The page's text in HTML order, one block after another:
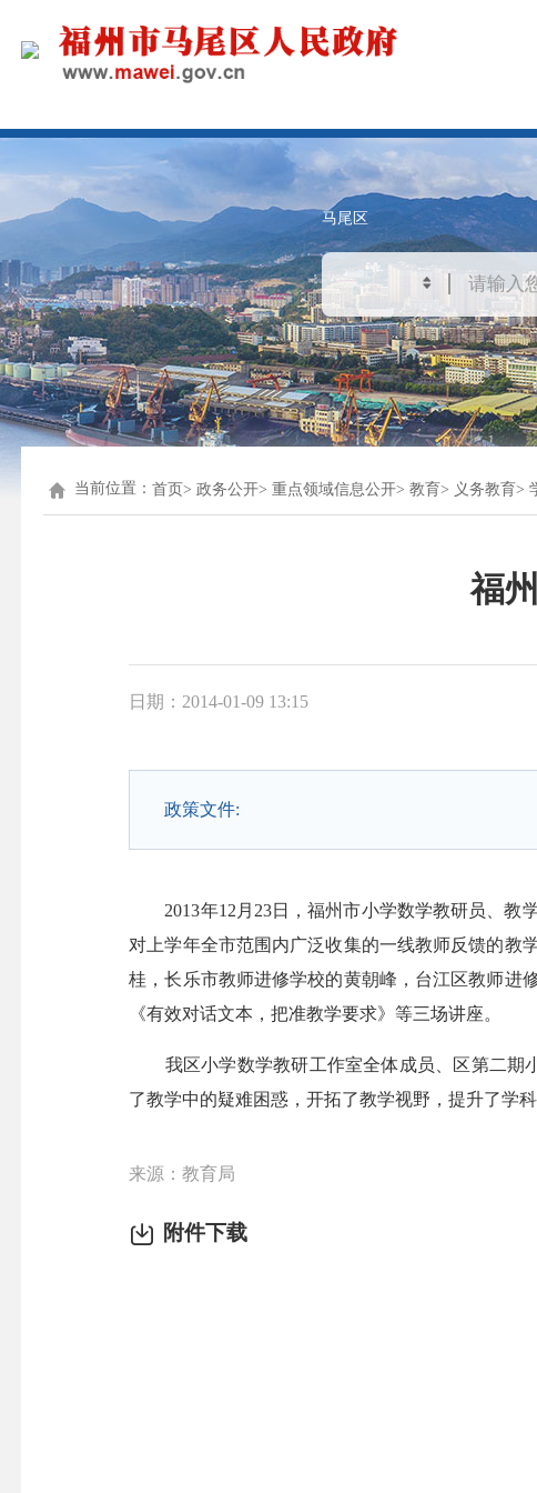
马尾区
当前位置：首页 政务公开 重点领域信息公开 教育 义务教育
福
日期：2014-01-09 13:15
政策文件:
2013年12月23日，福州市小学数学教研员、教
对上学年全市范围内广泛收集的一线教师反馈的教
桂，长乐市教师进修学校的黄朝峰，台江区教师进
《有效对话文本，把准教学要求》等三场讲座。
我区小学数学教研工作室全体成员、区第二期小
了教学中的疑难困惑，开拓了教学视野，提升了学科
来源：教育局
附件下载